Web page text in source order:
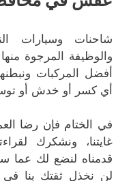
شاحنات وسيارات
والوظيفة المرجوة
أفضل المركبات
أي كسر أو خدش أو
في الختام فإن رضا
غايتنا، ونشكرك
قدمناه لنضع لك عما
لن نخذل ثقتك بنا